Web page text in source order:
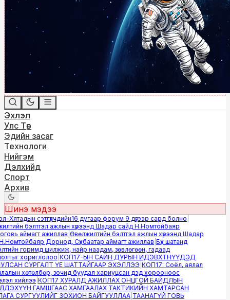
Эхлэл
Улс Төр
Эдийн засаг
Технологи
Нийгэм
Дэлхийд
Спорт
Архив
Шинэ мэдээ
сэтгүүлчдийн16 дугаар форум 9 дүгээр сард болно|
бэлтгэл ажлын хүрээнд Шадар сайд Н.Номтойбаяр
аймагт ажиллав|Өвөлжилтийн бэлтгэл ажлын хүрээнд Шадар
Дорнод, Сүхбаатар аймагт ажиллав|Бүх шатанд
горимд шилжиж, найр наадам, зөвлөгөөн, гадаад
хориглолоо|КОП17-ЫН САЙН ДУРЫН ИДЭВХТНҮҮДЭД
СУРГАЛТ ҮЕ ШАТТАЙГААР ЭХЭЛЛЭЭ|КОП17: Соёл, аялал
хөтөлбөр, зочид буудал хариуцсан дэд хорооноос
хийлээ|КОП17 ХУРАЛД АЖИЛЛАХ ОНЦГОЙ БАЙДЛЫН
ГАМШГААС ХАМГААЛАХ ТАКТИКИЙН ХАМТАРСАН
СУРГУУЛИЙГ ЗОХИОН БАЙГУУЛЛАА|ТААНАГҮЙ ГОВЬ